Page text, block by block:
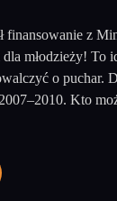
finansowanie z
młodzieży! To
o puchar.
Kto